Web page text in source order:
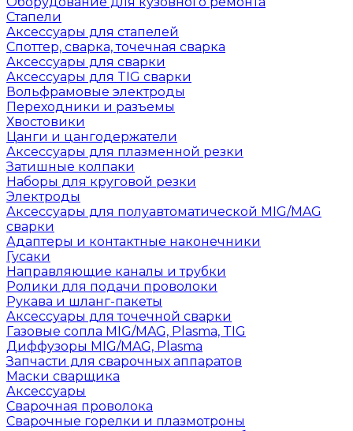
Стапели
Аксессуары для стапелей
Споттер, сварка, точечная сварка
Аксессуары для сварки
Аксессуары для TIG сварки
Вольфрамовые электроды
Переходники и разъемы
Хвостовики
Цанги и цангодержатели
Аксессуары для плазменной резки
Затишные колпаки
Наборы для круговой резки
Электроды
Аксессуары для полуавтоматической MIG/MAG
сварки
Адаптеры и контактные наконечники
Гусаки
Направляющие каналы и трубки
Ролики для подачи проволоки
Рукава и шланг-пакеты
Аксессуары для точечной сварки
Газовые сопла MIG/MAG, Plasma, TIG
Диффузоры MIG/MAG, Plasma
Запчасти для сварочных аппаратов
Маски сварщика
Аксессуары
Сварочная проволока
Сварочные горелки и плазмотроны